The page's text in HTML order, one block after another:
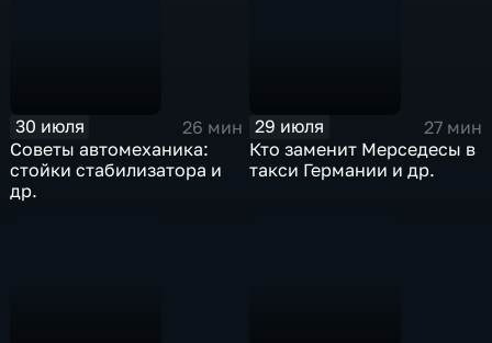
30 июля
26 мин
Советы автомеханика:
стойки стабилизатора и
др.
29 июля
27 мин
Кто заменит Мерседесы в
такси Германии и др.